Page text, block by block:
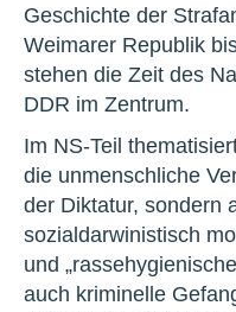
Geschichte der
Weimarer Republik
stehen die Zeit des
DDR im Zentrum.
Im NS-Teil
die unmenschliche
der Diktatur, sondern
sozialdarwinistisch
und
auch kriminelle